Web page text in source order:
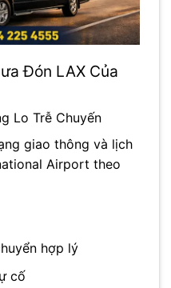
Đón LAX Của
Lo Trễ Chuyến
giao thông và lịch
Airport theo
hợp lý
cố